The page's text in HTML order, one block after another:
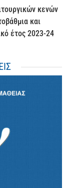
κενών
και
έτος 2023-24